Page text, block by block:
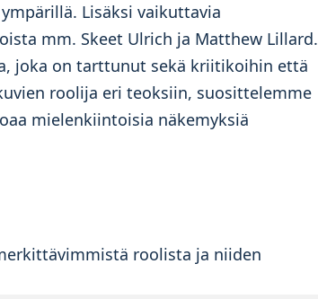
Lisäksi vaikuttavia
mm. Skeet Ulrich ja Matthew Lillard.
joka on tarttunut sekä kriitikoihin että
roolija eri teoksiin, suosittelemme
mielenkiintoisia näkemyksiä
roolista ja niiden